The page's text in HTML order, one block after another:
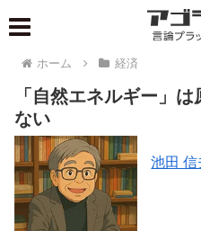
ホーム 経済
「自然エネルギー」
ない
池田 信